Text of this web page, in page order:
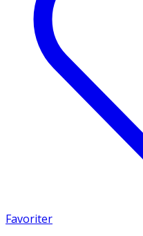
Favoriter